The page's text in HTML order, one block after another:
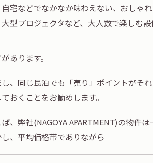
自宅などでなかなか味わえない、おしゃ
大型プロジェクタなど、大人数で楽しむ
あります。
し、同じ民泊でも「売り」ポイントがそ
おくことをお勧めします。
、弊社(NAGOYA APARTMENT)の物件
し、平均価格帯でありながら